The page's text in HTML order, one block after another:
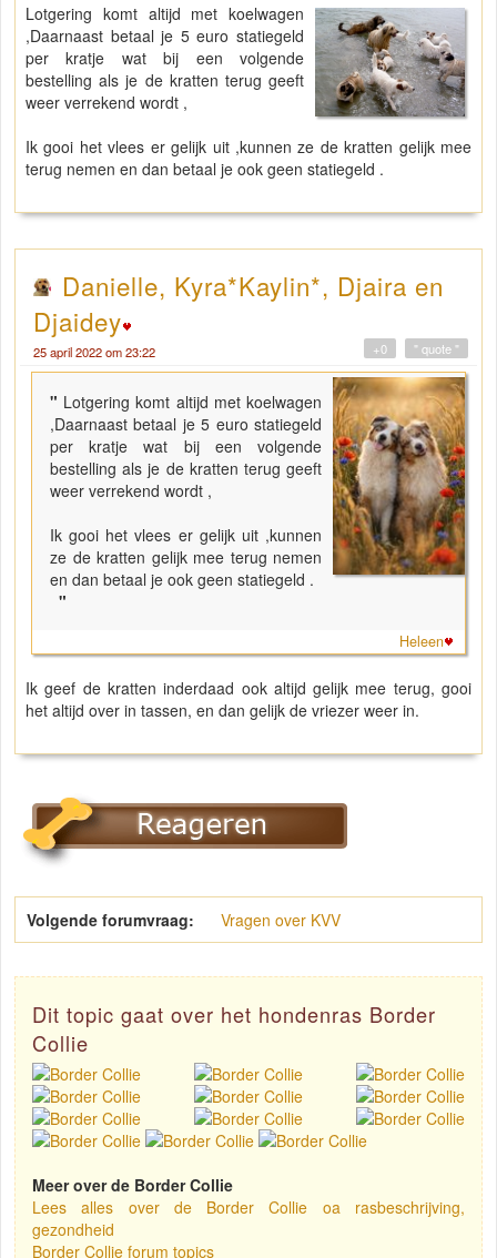
Lotgering komt altijd met koelwagen
,Daarnaast betaal je 5 euro statiegeld
per kratje wat bij een volgende
bestelling als je de kratten terug geeft
weer verrekend wordt ,
Ik gooi het vlees er gelijk uit ,kunnen ze de kratten gelijk mee
terug nemen en dan betaal je ook geen statiegeld .
Danielle, Kyra*Kaylin*, Djaira en
Djaidey
25 april 2022 om 23:22 " quote "
+0
" Lotgering komt altijd met koelwagen
,Daarnaast betaal je 5 euro statiegeld
per kratje wat bij een volgende
bestelling als je de kratten terug geeft
weer verrekend wordt ,
Ik gooi het vlees er gelijk uit ,kunnen
ze de kratten gelijk mee terug nemen
en dan betaal je ook geen statiegeld .
"
Heleen
Ik geef de kratten inderdaad ook altijd gelijk mee terug, gooi
het altijd over in tassen, en dan gelijk de vriezer weer in.
Volgende forumvraag: Vragen over KVV
Dit topic gaat over het hondenras Border
Collie
Meer over de Border Collie
Lees alles over de Border Collie oa rasbeschrijving,
gezondheid
Border Collie forum topics